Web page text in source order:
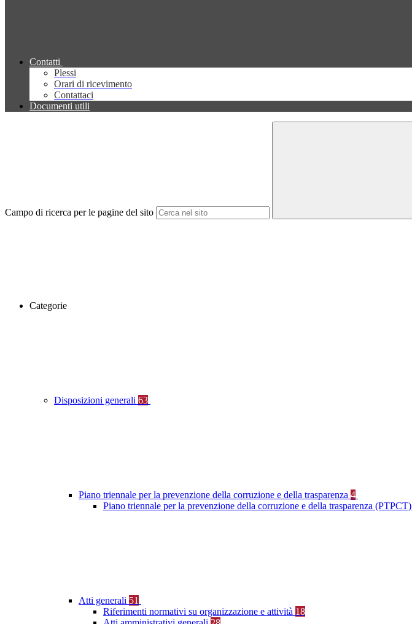
Contatti
Plessi
Orari di ricevimento
Contattaci
Documenti utili
Campo di ricerca per le pagine del sito
Categorie
Disposizioni generali 63
Piano triennale per la prevenzione della corruzione e della trasparenza 4
Piano triennale per la prevenzione della corruzione e della trasparenza (PTPCT)
Atti generali 51
Riferimenti normativi su organizzazione e attività 18